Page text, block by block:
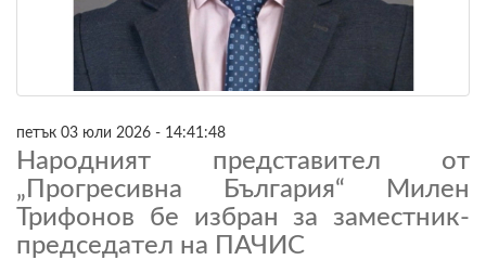
петък 03 юли 2026 - 14:41:48
Народният представител от
„Прогресивна България“ Милен
Трифонов бе избран за заместник-
председател на ПАЧИС